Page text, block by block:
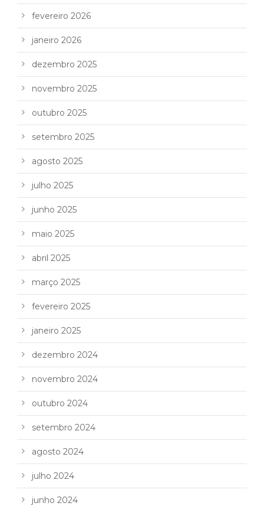
fevereiro 2026
janeiro 2026
dezembro 2025
novembro 2025
outubro 2025
setembro 2025
agosto 2025
julho 2025
junho 2025
maio 2025
abril 2025
março 2025
fevereiro 2025
janeiro 2025
dezembro 2024
novembro 2024
outubro 2024
setembro 2024
agosto 2024
julho 2024
junho 2024